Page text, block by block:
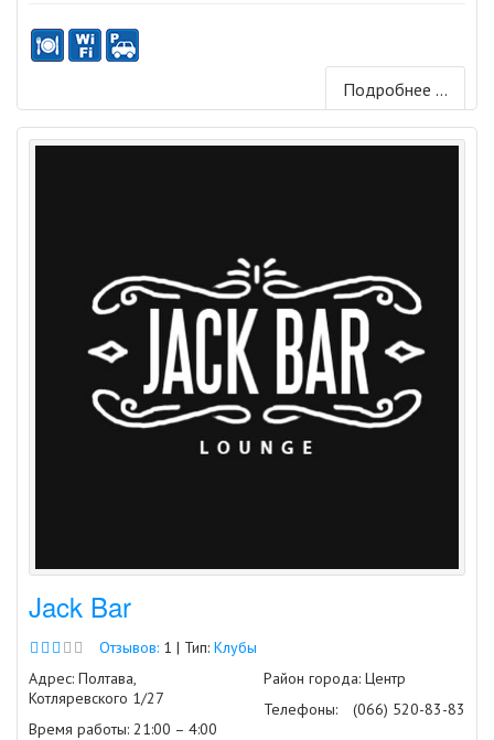
Подробнее ...
Jack Bar
Отзывов: 1 | Тип: Клубы
Адрес: Полтава,
Котляревского 1/27
Время работы: 21:00 – 4:00
Район города: Центр
Телефоны:
(066) 520-83-83